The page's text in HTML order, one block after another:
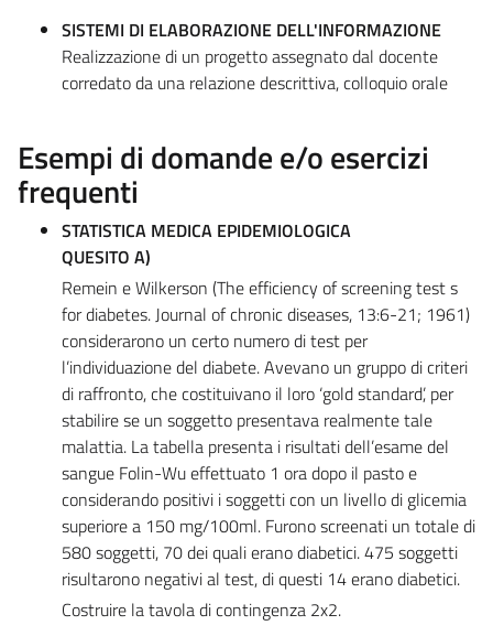
SISTEMI DI ELABORAZIONE DELL'INFORMAZIONE
Realizzazione di un progetto assegnato dal docente
corredato da una relazione descrittiva, colloquio orale
Esempi di domande e/o esercizi
frequenti
STATISTICA MEDICA EPIDEMIOLOGICA
QUESITO A)
Remein e Wilkerson (The efficiency of screening test s
for diabetes. Journal of chronic diseases, 13:6-21; 1961)
considerarono un certo numero di test per
l’individuazione del diabete. Avevano un gruppo di criteri
di raffronto, che costituivano il loro ‘gold standard’, per
stabilire se un soggetto presentava realmente tale
malattia. La tabella presenta i risultati dell’esame del
sangue Folin-Wu effettuato 1 ora dopo il pasto e
considerando positivi i soggetti con un livello di glicemia
superiore a 150 mg/100ml. Furono screenati un totale di
580 soggetti, 70 dei quali erano diabetici. 475 soggetti
risultarono negativi al test, di questi 14 erano diabetici.
Costruire la tavola di contingenza 2x2.